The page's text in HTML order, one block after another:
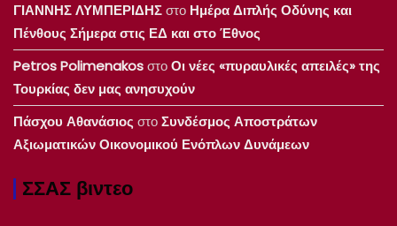
ΓΙΑΝΝΗΣ ΛΥΜΠΕΡΙΔΗΣστο Ημέρα Διπλής Οδύνης και
Πένθους Σήμερα στις ΕΔ και στο Έθνος
Petros PolimenakosστοΟι νέες «πυραυλικές απειλές» της
Τουρκίας δεν μας ανησυχούν
Πάσχου ΑθανάσιοςστοΣυνδέσμος Αποστράτων
Αξιωματικών Οικονομικού Ενόπλων Δυνάμεων
ΣΣΑΣ βιντεο